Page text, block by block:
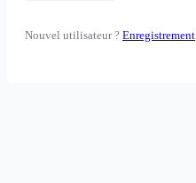
Nouvel utilisateur ? Enregistrement